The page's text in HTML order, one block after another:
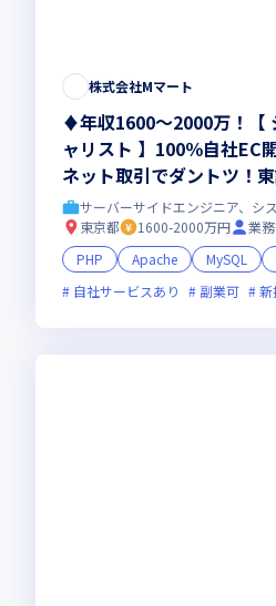
株式会社Mマート
♦年収1600～2000万！【
ャリスト 】100％自社EC
ネット取引でダントツ！
サーバーサイドエンジニア、シ
東京都
1600-2000万円
業
PHP
Apache MySQL
自社サービスあり
副業可 新